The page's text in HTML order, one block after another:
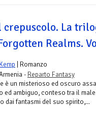
crepuscolo. La
Realms.
| Romanzo
- Reparto Fantasy
è un misterioso ed oscuro
ed ambiguo, conteso tra il
dai fantasmi del suo spirito,...